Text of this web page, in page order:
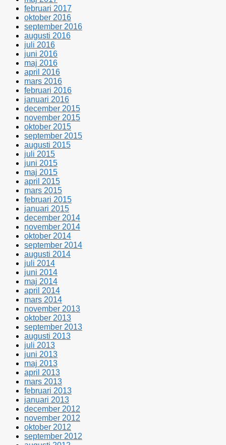
februari 2017
oktober 2016
september 2016
augusti 2016
juli 2016
juni 2016
maj 2016
april 2016
mars 2016
februari 2016
januari 2016
december 2015
november 2015
oktober 2015
september 2015
augusti 2015
juli 2015
juni 2015
maj 2015
april 2015
mars 2015
februari 2015
januari 2015
december 2014
november 2014
oktober 2014
september 2014
augusti 2014
juli 2014
juni 2014
maj 2014
april 2014
mars 2014
november 2013
oktober 2013
september 2013
augusti 2013
juli 2013
juni 2013
maj 2013
april 2013
mars 2013
februari 2013
januari 2013
december 2012
november 2012
oktober 2012
september 2012